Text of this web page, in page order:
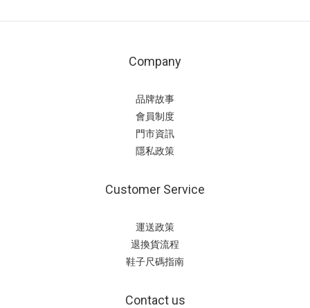
Company
品牌故事
會員制度
門市資訊
隱私政策
Customer Service
運送政策
退換貨流程
鞋子尺碼指南
Contact us